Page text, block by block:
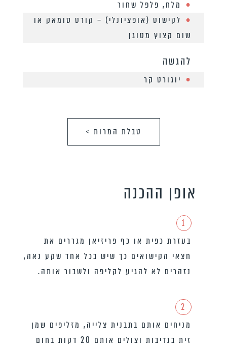
מלח, פלפל שחור
לקישוט (אופציונלי) – קורט סומאק או
שום קצוץ מטוגן
להגשה
יוגורט קר
טבלת המרות >
אופן ההכנה
1
בעזרת כפית או כף פריזיאן מגררים את
חצאי הקישואים כך שיש בכל אחד שקע נאה,
נזהרים לא להגיע לקליפה ולשבור אותה.
2
מניחים אותם בתבנית צלייה, מזליפים שמן
זית בנדיבות וצולים אותם 20 דקות בחום